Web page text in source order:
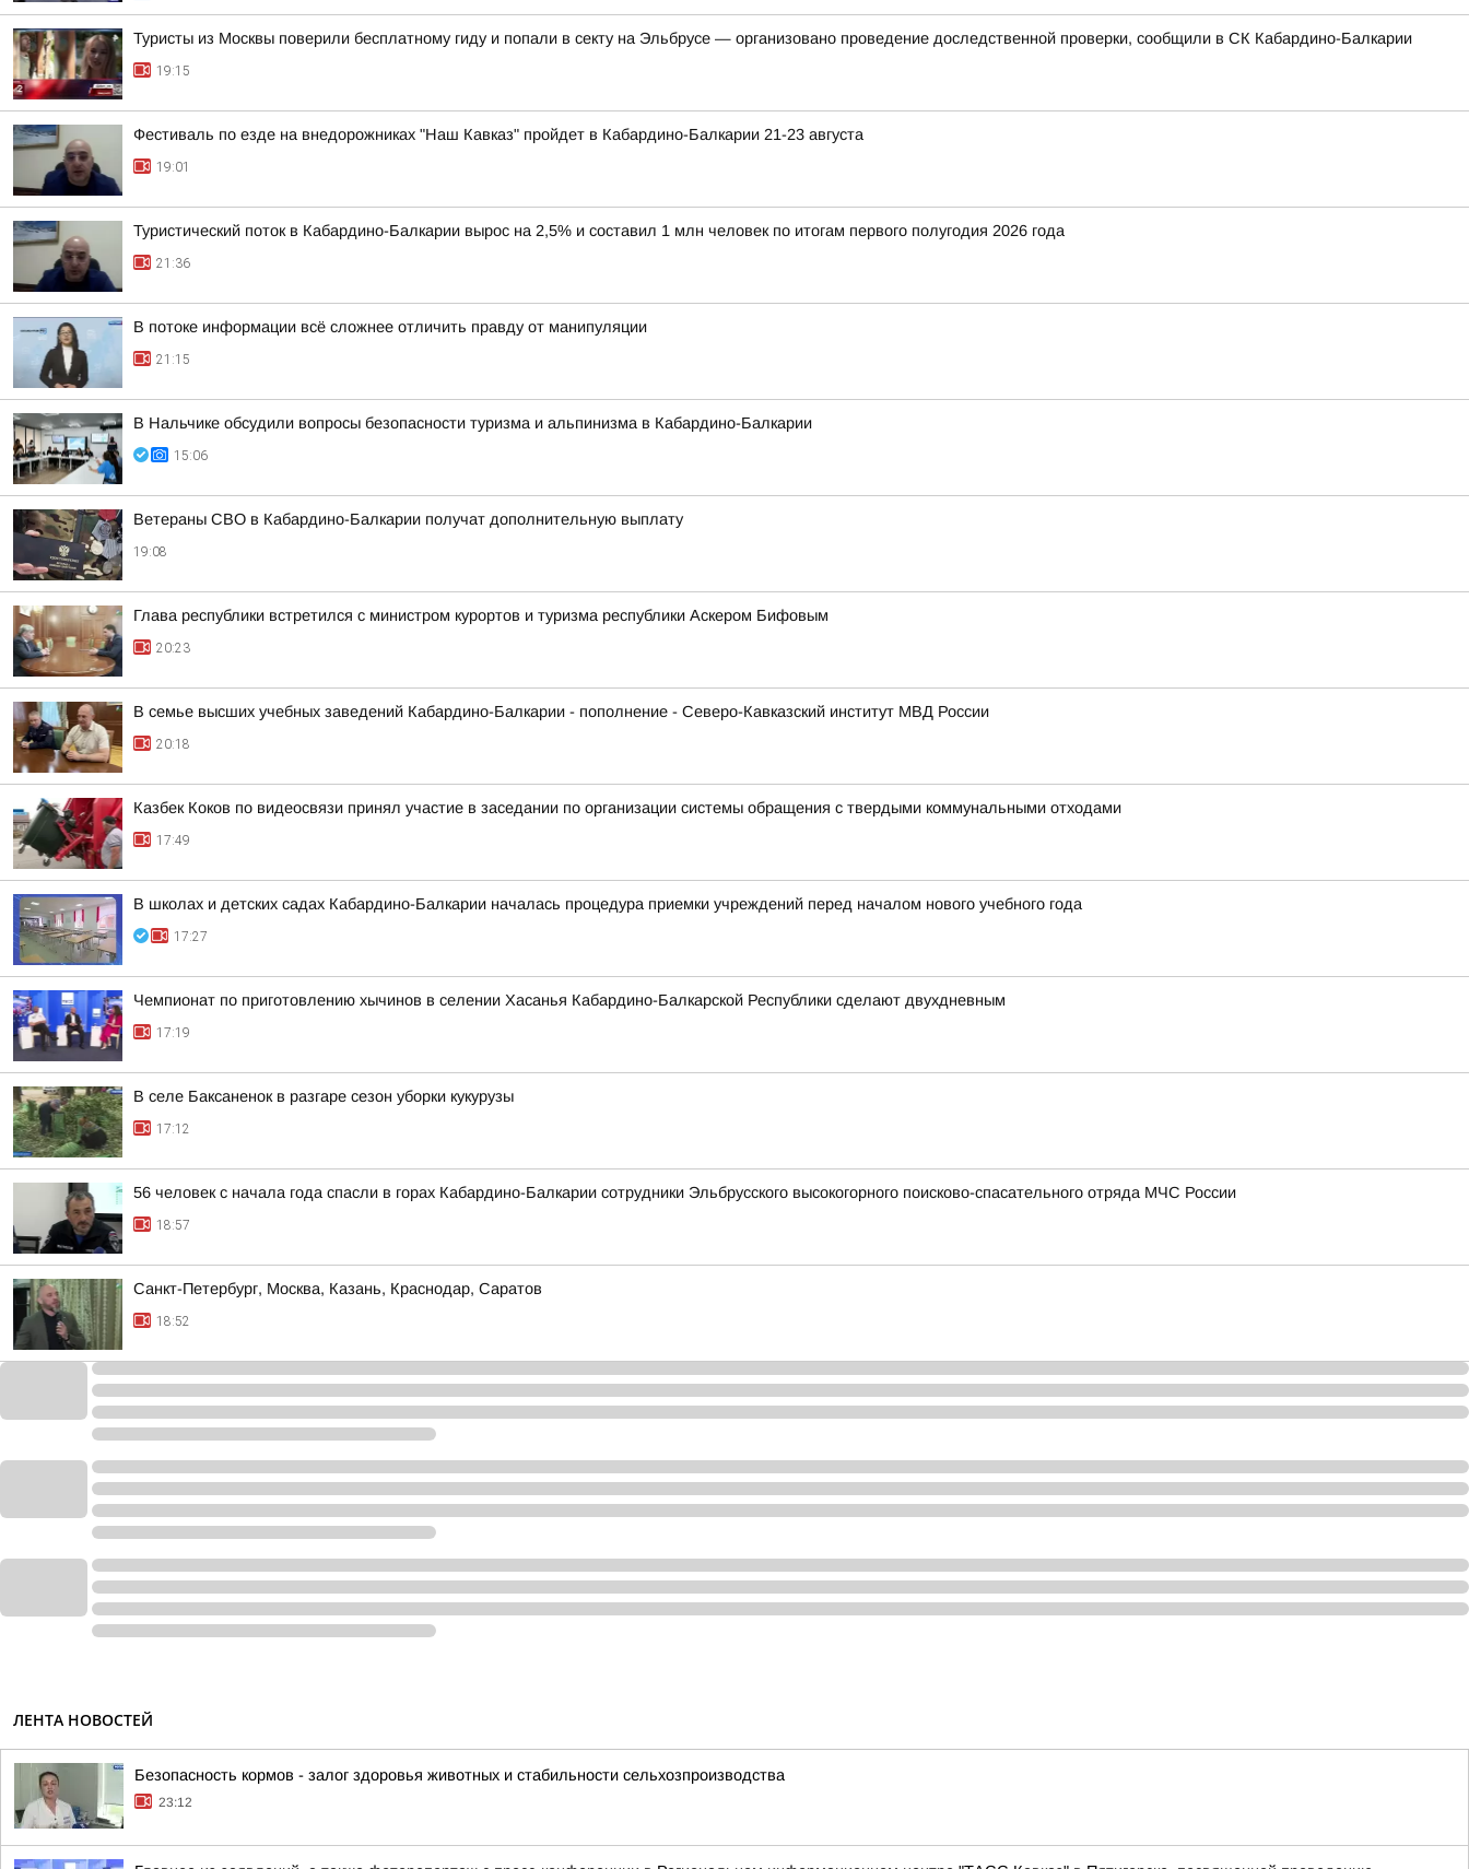
Туристы из Москвы поверили бесплатному гиду и попали в секту на Эльбрусе — организовано проведение доследственной проверки, сообщили в СК Кабардино-Балкарии
19:15
Фестиваль по езде на внедорожниках "Наш Кавказ" пройдет в Кабардино-Балкарии 21-23 августа
19:01
Туристический поток в Кабардино-Балкарии вырос на 2,5% и составил 1 млн человек по итогам первого полугодия 2026 года
21:36
В потоке информации всё сложнее отличить правду от манипуляции
21:15
В Нальчике обсудили вопросы безопасности туризма и альпинизма в Кабардино-Балкарии
15:06
Ветераны СВО в Кабардино-Балкарии получат дополнительную выплату
19:08
Глава республики встретился с министром курортов и туризма республики Аскером Бифовым
20:23
В семье высших учебных заведений Кабардино-Балкарии - пополнение - Северо-Кавказский институт МВД России
20:18
Казбек Коков по видеосвязи принял участие в заседании по организации системы обращения с твердыми коммунальными отходами
17:49
В школах и детских садах Кабардино-Балкарии началась процедура приемки учреждений перед началом нового учебного года
17:27
Чемпионат по приготовлению хычинов в селении Хасанья Кабардино-Балкарской Республики сделают двухдневным
17:19
В селе Баксаненок в разгаре сезон уборки кукурузы
17:12
56 человек с начала года спасли в горах Кабардино-Балкарии сотрудники Эльбрусского высокогорного поисково-спасательного отряда МЧС России
18:57
Санкт-Петербург, Москва, Казань, Краснодар, Саратов
18:52
ЛЕНТА НОВОСТЕЙ
Безопасность кормов - залог здоровья животных и стабильности сельхозпроизводства
23:12